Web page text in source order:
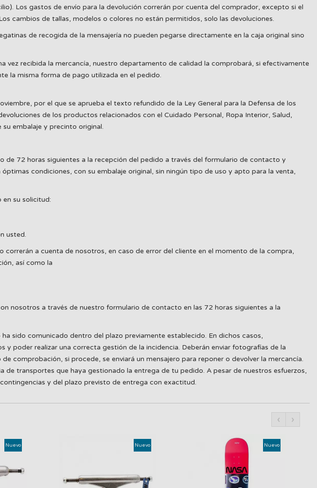
Los gastos de envío para la devolución correrán por cuenta del comprador, excepto si el
cambios de tallas, modelos o colores no están permitidos, solo las devoluciones.
de recogida de la mensajería no pueden pegarse directamente en la caja original sino
vez recibida la mercancía, nuestro departamento de calidad la comprobará, si efectivamente
la misma forma de pago utilizada en el pedido.
por el que se aprueba el texto refundido de la Ley General para la Defensa de los
de los productos relacionados con el Cuidado Personal, Ropa Interior, Salud,
embalaje y precinto original.
72 horas siguientes a la recepción del pedido a través del formulario de contacto y
condiciones, con su embalaje original, sin ningún tipo de uso y apto para la venta,
su solicitud:
usted.
a cuenta de nosotros, en caso de error del cliente en el momento de la compra,
así como la
nosotros a través de nuestro formulario de contacto en las 72 horas siguientes a la
sido comunicado dentro del plazo previamente establecido. En dichos casos,
poder realizar una correcta gestión de la incidencia. Deberán enviar fotografías de la
comprobación, si procede, se enviará un mensajero para reponer o devolver la mercancía.
transportes que haya gestionado la entrega de tu pedido. A pesar de nuestros esfuerzos,
y del plazo previsto de entrega con exactitud.
‹ ›
Nuevo Nuevo Nuevo